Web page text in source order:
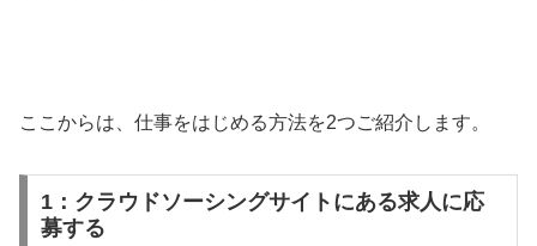
ここからは、仕事をはじめる方法を2つご紹介します。
1：クラウドソーシングサイトにある求人に応
募する